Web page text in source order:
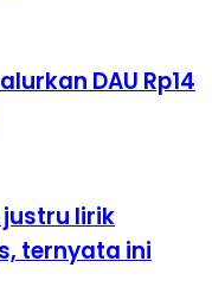
DAU Rp14
lirik
ternyata ini